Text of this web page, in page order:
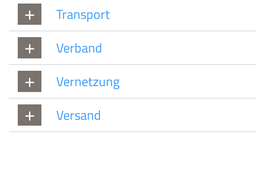
Transport
Verband
Vernetzung
Versand